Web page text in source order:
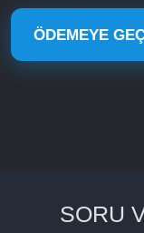
ÖDEMEYE
SORU